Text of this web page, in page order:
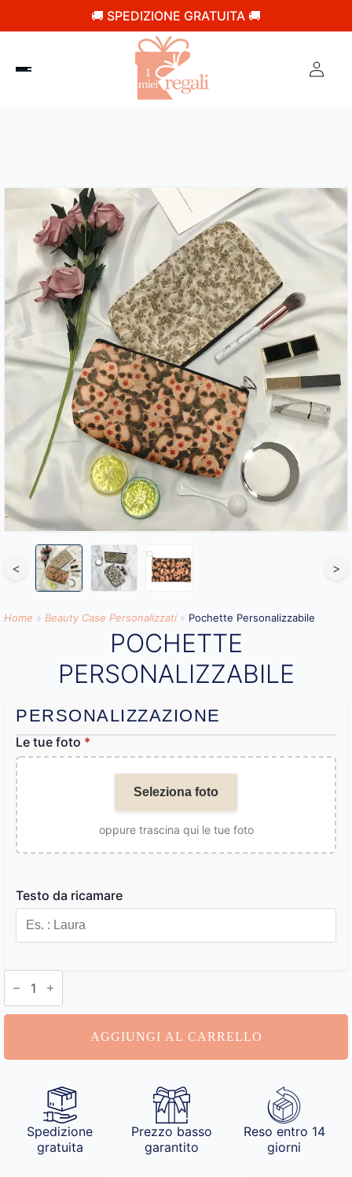
🚚 SPEDIZIONE GRATUITA 🚚
< >
Home » Beauty Case Personalizzati » Pochette Personalizzabile
POCHETTE
PERSONALIZZABILE
PERSONALIZZAZIONE
Le tue foto *
Seleziona foto
oppure trascina qui le tue foto
Testo da ricamare
Pochette
Personalizzabile
quantità
AGGIUNGI AL CARRELLO
Spedizione
gratuita
Prezzo basso
garantito
Reso entro 14
giorni